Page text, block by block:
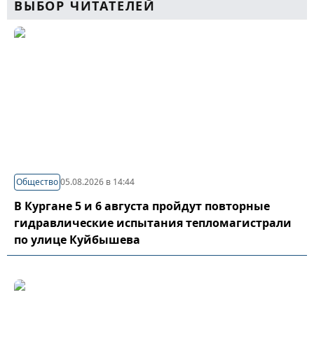
ВЫБОР ЧИТАТЕЛЕЙ
Общество05.08.2026 в 14:44
В Кургане 5 и 6 августа пройдут повторные
гидравлические испытания тепломагистрали
по улице Куйбышева